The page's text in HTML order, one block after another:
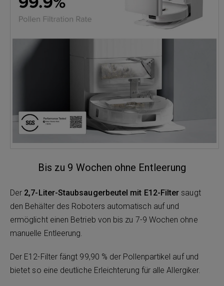
Bis zu 9 Wochen ohne Entleerung
Der 2,7-Liter-Staubsaugerbeutel mit E12-Filter saugt
den Behälter des Roboters automatisch auf und
ermöglicht einen Betrieb von bis zu 7-9 Wochen ohne
manuelle Entleerung.
Der E12-Filter fängt 99,90 % der Pollenpartikel auf und
bietet so eine deutliche Erleichterung für alle Allergiker.